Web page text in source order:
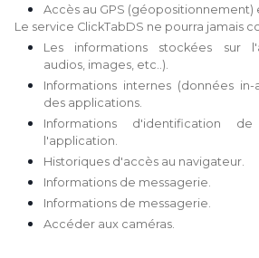
Accès au GPS (géopositionnement)
Le service ClickTabDS ne pourra jamais
Les informations stockées sur
audios, images, etc..).
Informations internes (données
des applications.
Informations d'identification
l'application.
Historiques d'accès au navigateur.
Informations de messagerie.
Informations de messagerie.
Accéder aux caméras.